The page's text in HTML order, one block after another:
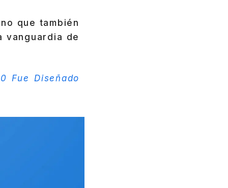
que también
vanguardia de
Fue Diseñado